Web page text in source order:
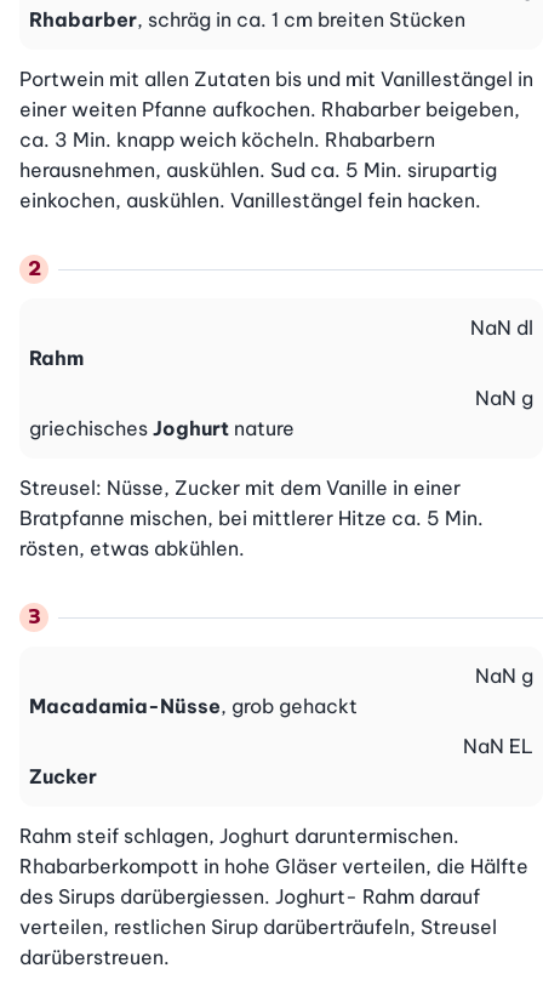
Rhabarber, schräg in ca. 1 cm breiten Stücken
Portwein mit allen Zutaten bis und mit Vanillestängel in
einer weiten Pfanne aufkochen. Rhabarber beigeben,
ca. 3 Min. knapp weich köcheln. Rhabarbern
herausnehmen, auskühlen. Sud ca. 5 Min. sirupartig
einkochen, auskühlen. Vanillestängel fein hacken.
Rahm
NaN dl
griechisches Joghurt nature
NaN g
Streusel: Nüsse, Zucker mit dem Vanille in einer
Bratpfanne mischen, bei mittlerer Hitze ca. 5 Min.
rösten, etwas abkühlen.
Macadamia-Nüsse, grob gehackt
NaN g
Zucker
NaN EL
Rahm steif schlagen, Joghurt daruntermischen.
Rhabarberkompott in hohe Gläser verteilen, die Hälfte
des Sirups darübergiessen. Joghurt- Rahm darauf
verteilen, restlichen Sirup darüberträufeln, Streusel
darüberstreuen.